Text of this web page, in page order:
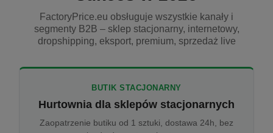
FactoryPrice.eu obsługuje wszystkie kanały i
segmenty B2B – sklep stacjonarny, internetowy,
dropshipping, eksport, premium, sprzedaż live
BUTIK STACJONARNY
Hurtownia dla sklepów stacjonarnych
Zaopatrzenie butiku od 1 sztuki, dostawa 24h, bez